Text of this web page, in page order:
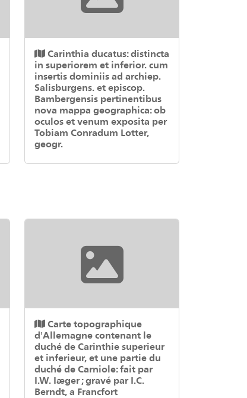
Carinthia ducatus: distincta
in superiorem et inferior. cum
insertis dominiis ad archiep.
Salisburgens. et episcop.
Bambergensis pertinentibus
nova mappa geographica: ob
oculos et venum exposita per
Tobiam Conradum Lotter,
geogr.
Carte topographique
d'Allemagne contenant le
duché de Carinthie superieur
et inferieur, et une partie du
duché de Carniole: fait par
I.W. Iæger ; gravé par I.C.
Berndt, a Francfort